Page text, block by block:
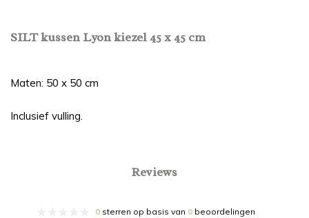
SILT kussen Lyon kiezel 45 x 45 cm
Maten: 50 x 50 cm
Inclusief vulling.
Reviews
0 sterren op basis van 0 beoordelingen